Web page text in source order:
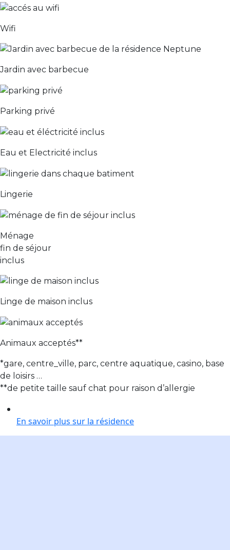
Wifi
Jardin avec barbecue
Parking privé
Eau et Electricité inclus
Lingerie
Ménage
fin de séjour
inclus
Linge de maison inclus
Animaux acceptés**
*gare, centre_ville, parc, centre aquatique, casino, base
de loisirs …
**de petite taille sauf chat pour raison d’allergie
En savoir plus sur la résidence